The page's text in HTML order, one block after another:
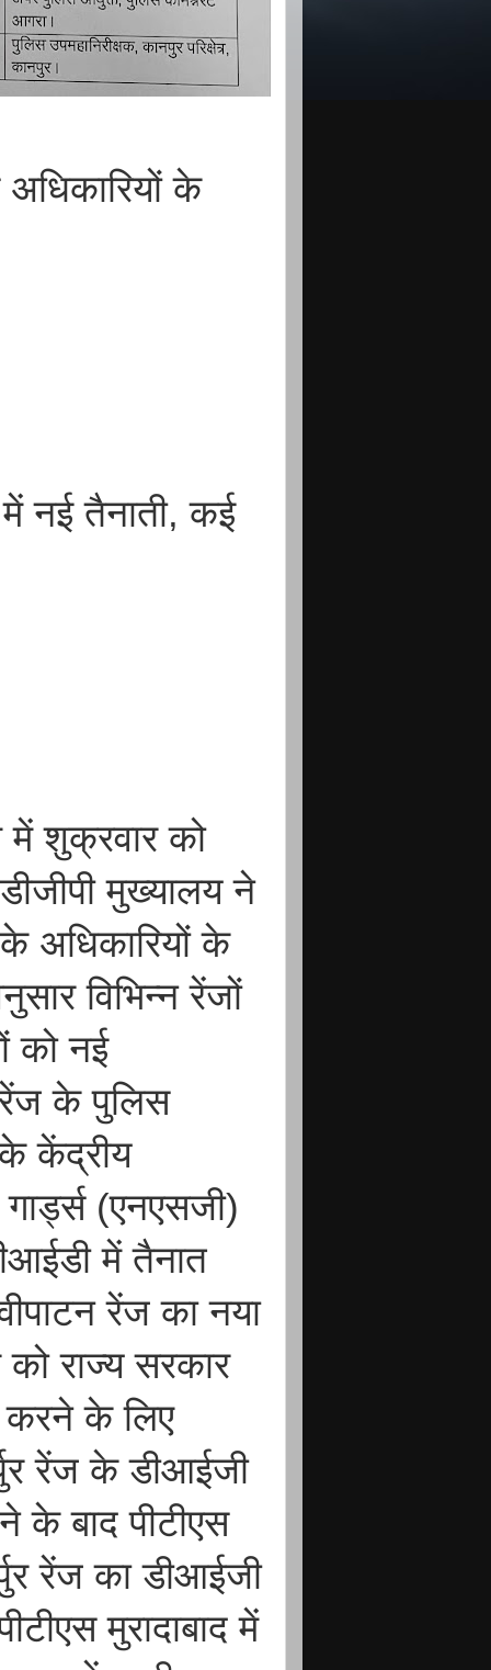
के
में नई तैनाती, कई
शुक्रवार को
मुख्यालय ने
अधिकारियों के
विभिन्न रेंजों
को नई
रेंज के पुलिस
केंद्रीय
(एनएसजी)
में तैनात
रेंज का नया
राज्य सरकार
करने के लिए
रेंज के डीआईजी
के बाद पीटीएस
रेंज का डीआईजी
मुरादाबाद में